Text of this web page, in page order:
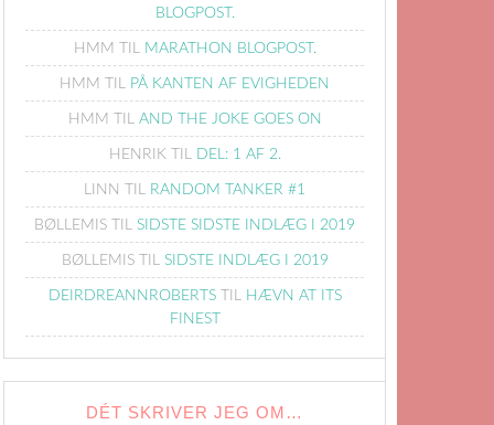
BLOGPOST.
HMM TIL MARATHON BLOGPOST.
HMM TIL PÅ KANTEN AF EVIGHEDEN
HMM TIL AND THE JOKE GOES ON
HENRIKTIL DEL: 1 AF 2.
LINN TIL RANDOM TANKER #1
BØLLEMIS TIL SIDSTE SIDSTE INDLÆG I 2019
BØLLEMISTIL SIDSTE INDLÆG I 2019
DEIRDREANNROBERTSTIL HÆVN AT ITS
FINEST
DÉT SKRIVER JEG OM…